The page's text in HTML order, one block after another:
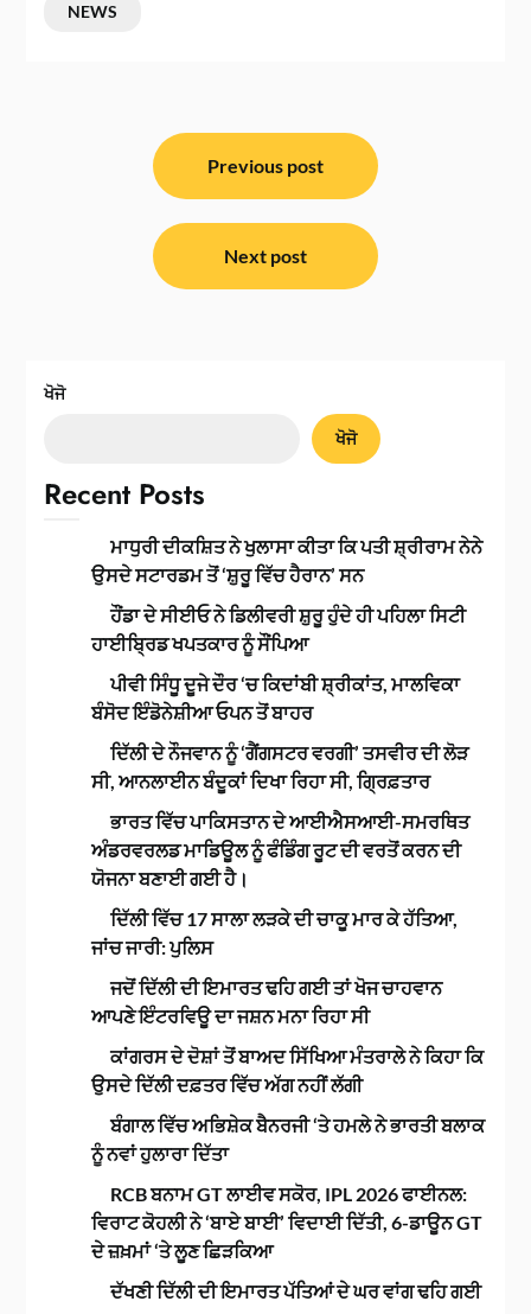
NEWS
Previous post
Next post
ਖੋਜੋ
ਖੋਜੋ
Recent Posts
ਮਾਧੁਰੀ ਦੀਕਸ਼ਿਤ ਨੇ ਖੁਲਾਸਾ ਕੀਤਾ ਕਿ ਪਤੀ ਸ਼੍ਰੀਰਾਮ ਨੇਨੇ
ਉਸਦੇ ਸਟਾਰਡਮ ਤੋਂ ‘ਸ਼ੁਰੂ ਵਿੱਚ ਹੈਰਾਨ’ ਸਨ
ਹੌਂਡਾ ਦੇ ਸੀਈਓ ਨੇ ਡਿਲੀਵਰੀ ਸ਼ੁਰੂ ਹੁੰਦੇ ਹੀ ਪਹਿਲਾ ਸਿਟੀ
ਹਾਈਬ੍ਰਿਡ ਖਪਤਕਾਰ ਨੂੰ ਸੌਂਪਿਆ
ਪੀਵੀ ਸਿੰਧੂ ਦੂਜੇ ਦੌਰ ‘ਚ ਕਿਦਾਂਬੀ ਸ਼੍ਰੀਕਾਂਤ, ਮਾਲਵਿਕਾ
ਬੰਸੋਦ ਇੰਡੋਨੇਸ਼ੀਆ ਓਪਨ ਤੋਂ ਬਾਹਰ
ਦਿੱਲੀ ਦੇ ਨੌਜਵਾਨ ਨੂੰ ‘ਗੈਂਗਸਟਰ ਵਰਗੀ’ ਤਸਵੀਰ ਦੀ ਲੋੜ
ਸੀ, ਆਨਲਾਈਨ ਬੰਦੂਕਾਂ ਦਿਖਾ ਰਿਹਾ ਸੀ, ਗ੍ਰਿਫ਼ਤਾਰ
ਭਾਰਤ ਵਿੱਚ ਪਾਕਿਸਤਾਨ ਦੇ ਆਈਐਸਆਈ-ਸਮਰਥਿਤ
ਅੰਡਰਵਰਲਡ ਮਾਡਿਊਲ ਨੂੰ ਫੰਡਿੰਗ ਰੂਟ ਦੀ ਵਰਤੋਂ ਕਰਨ ਦੀ
ਯੋਜਨਾ ਬਣਾਈ ਗਈ ਹੈ।
ਦਿੱਲੀ ਵਿੱਚ 17 ਸਾਲਾ ਲੜਕੇ ਦੀ ਚਾਕੂ ਮਾਰ ਕੇ ਹੱਤਿਆ,
ਜਾਂਚ ਜਾਰੀ: ਪੁਲਿਸ
ਜਦੋਂ ਦਿੱਲੀ ਦੀ ਇਮਾਰਤ ਢਹਿ ਗਈ ਤਾਂ ਖੋਜ ਚਾਹਵਾਨ
ਆਪਣੇ ਇੰਟਰਵਿਊ ਦਾ ਜਸ਼ਨ ਮਨਾ ਰਿਹਾ ਸੀ
ਕਾਂਗਰਸ ਦੇ ਦੋਸ਼ਾਂ ਤੋਂ ਬਾਅਦ ਸਿੱਖਿਆ ਮੰਤਰਾਲੇ ਨੇ ਕਿਹਾ ਕਿ
ਉਸਦੇ ਦਿੱਲੀ ਦਫ਼ਤਰ ਵਿੱਚ ਅੱਗ ਨਹੀਂ ਲੱਗੀ
ਬੰਗਾਲ ਵਿੱਚ ਅਭਿਸ਼ੇਕ ਬੈਨਰਜੀ ‘ਤੇ ਹਮਲੇ ਨੇ ਭਾਰਤੀ ਬਲਾਕ
ਨੂੰ ਨਵਾਂ ਹੁਲਾਰਾ ਦਿੱਤਾ
RCB ਬਨਾਮ GT ਲਾਈਵ ਸਕੋਰ, IPL 2026 ਫਾਈਨਲ:
ਵਿਰਾਟ ਕੋਹਲੀ ਨੇ ‘ਬਾਏ ਬਾਈ’ ਵਿਦਾਈ ਦਿੱਤੀ, 6-ਡਾਊਨ GT
ਦੇ ਜ਼ਖ਼ਮਾਂ ‘ਤੇ ਲੂਣ ਛਿੜਕਿਆ
ਦੱਖਣੀ ਦਿੱਲੀ ਦੀ ਇਮਾਰਤ ਪੱਤਿਆਂ ਦੇ ਘਰ ਵਾਂਗ ਢਹਿ ਗਈ